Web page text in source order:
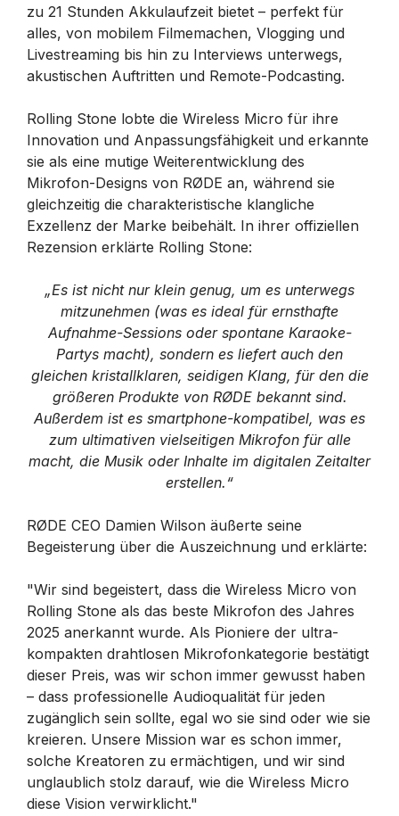
zu 21 Stunden Akkulaufzeit bietet – perfekt für
alles, von mobilem Filmemachen, Vlogging und
Livestreaming bis hin zu Interviews unterwegs,
akustischen Auftritten und Remote-Podcasting.
Rolling Stone lobte die Wireless Micro für ihre
Innovation und Anpassungsfähigkeit und erkannte
sie als eine mutige Weiterentwicklung des
Mikrofon-Designs von RØDE an, während sie
gleichzeitig die charakteristische klangliche
Exzellenz der Marke beibehält. In ihrer offiziellen
Rezension erklärte Rolling Stone:
„Es ist nicht nur klein genug, um es unterwegs
mitzunehmen (was es ideal für ernsthafte
Aufnahme-Sessions oder spontane Karaoke-
Partys macht), sondern es liefert auch den
gleichen kristallklaren, seidigen Klang, für den die
größeren Produkte von RØDE bekannt sind.
Außerdem ist es smartphone-kompatibel, was es
zum ultimativen vielseitigen Mikrofon für alle
macht, die Musik oder Inhalte im digitalen Zeitalter
erstellen.“
RØDE CEO Damien Wilson äußerte seine
Begeisterung über die Auszeichnung und erklärte:
"Wir sind begeistert, dass die Wireless Micro von
Rolling Stone als das beste Mikrofon des Jahres
2025 anerkannt wurde. Als Pioniere der ultra-
kompakten drahtlosen Mikrofonkategorie bestätigt
dieser Preis, was wir schon immer gewusst haben
– dass professionelle Audioqualität für jeden
zugänglich sein sollte, egal wo sie sind oder wie sie
kreieren. Unsere Mission war es schon immer,
solche Kreatoren zu ermächtigen, und wir sind
unglaublich stolz darauf, wie die Wireless Micro
diese Vision verwirklicht."